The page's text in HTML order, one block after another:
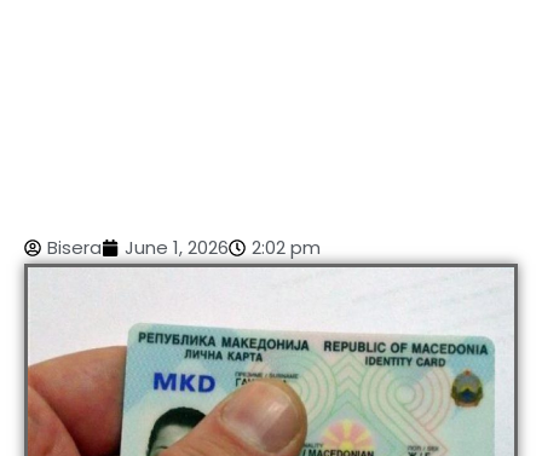
Bisera June 1, 2026 2:02 pm